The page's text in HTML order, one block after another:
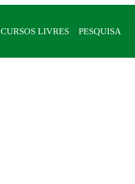
CURSOS LIVRES PESQUISA